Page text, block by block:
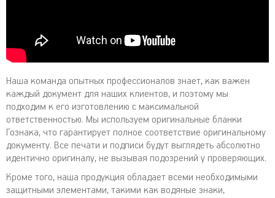
Наша команда опытных профессионалов знает, как важен
каждый документ для наших клиентов, и поэтому мы
подходим к его изготовлению с максимальной
ответственностью. Мы используем оригинальные бланки
Гознака, что гарантирует полное соответствие оригинальному
документу. Все печати и подписи будут выглядеть абсолютно
идентично оригиналу, не вызывая подозрений у проверяющих.
Кроме того, наша продукция обладает всеми необходимыми
защитными элементами, такими как водяные знаки,